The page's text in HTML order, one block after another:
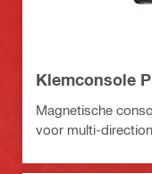
Klemconsole
Magnetische
voor multi-